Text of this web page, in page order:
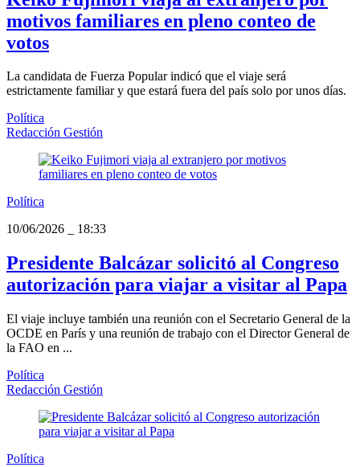
motivos familiares en pleno conteo de
votos
La candidata de Fuerza Popular indicó que el viaje será
estrictamente familiar y que estará fuera del país solo por unos días.
Política
Redacción Gestión
Política
10/06/2026
18:33
Presidente Balcázar solicitó al Congreso
autorización para viajar a visitar al Papa
El viaje incluye también una reunión con el Secretario General de la
OCDE en París y una reunión de trabajo con el Director General de
la FAO en ...
Política
Redacción Gestión
Política